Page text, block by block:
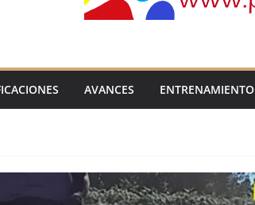
AVANCES ENTRENAMIENTO